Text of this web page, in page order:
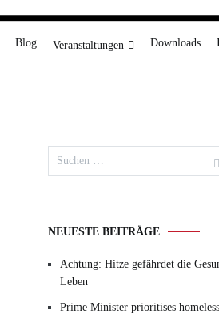
Blog Veranstaltungen Downloads
nach:
NEUESTE BEITRÄGE
Achtung: Hitze gefährdet die
Leben
Prime Minister prioritises